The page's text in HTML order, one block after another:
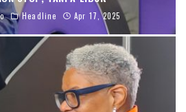
Headline Apr 17, 2025